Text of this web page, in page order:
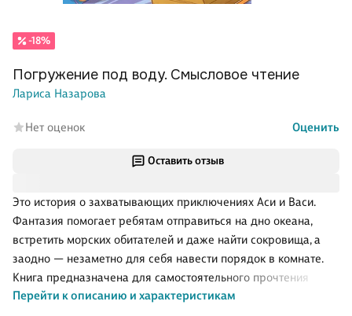
Оставить отзыв
Это история о захватывающих приключениях Аси и Васи.
Фантазия помогает ребятам отправиться на дно океана,
встретить морских обитателей и даже найти сокровища, а
заодно — незаметно для себя навести порядок в комнате.
Книга предназначена для самостоятельного прочтения
детьми.
Перейти к описанию и характеристикам
-18%
Погружение под воду. Смысловое чтение
Лариса Назарова
Нет оценок Оценить